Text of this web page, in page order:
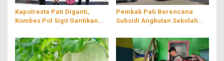
Kapolresta Pati Diganti,
Kombes Pol Sigit Gantikan
Pemkab Pati Berencana
Subsidi Angkutan Sekolah